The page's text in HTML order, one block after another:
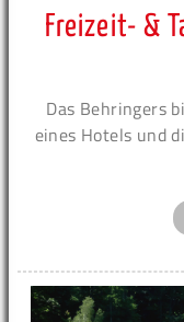
Freizeit- &
Das Behringers
eines Hotels und